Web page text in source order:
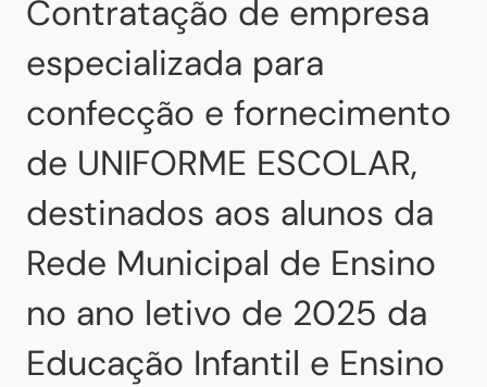
Contratação de empresa
especializada para
confecção e fornecimento
de UNIFORME ESCOLAR,
destinados aos alunos da
Rede Municipal de Ensino
no ano letivo de 2025 da
Educação Infantil e Ensino